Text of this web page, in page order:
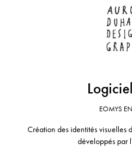
EOMYS
Création des identités visuelles
développés par